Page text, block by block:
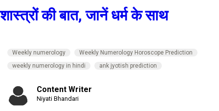
शास्त्रों की बात, जानें धर्म के साथ
Weekly numerology
Weekly Numerology Horoscope Prediction
weekly numerology in hindi
ank jyotish prediction
Content Writer
Niyati Bhandari